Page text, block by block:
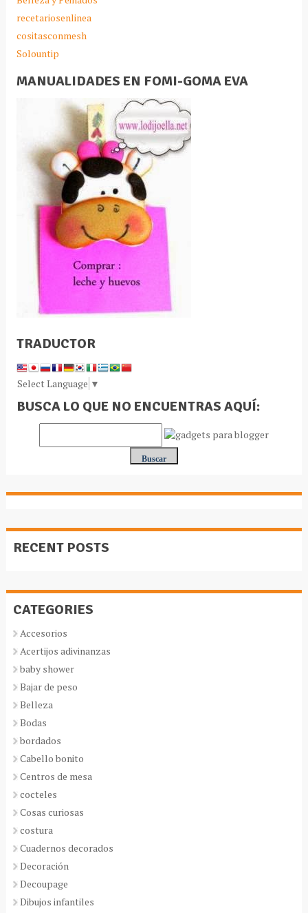
recetariosenlinea
cositasconmesh
Solountip
MANUALIDADES EN FOMI-GOMA EVA
TRADUCTOR
Select Language ▼
BUSCA LO QUE NO ENCUENTRAS AQUÍ:
RECENT POSTS
CATEGORIES
Accesorios
Acertijos adivinanzas
baby shower
Bajar de peso
Belleza
Bodas
bordados
Cabello bonito
Centros de mesa
cocteles
Cosas curiosas
costura
Cuadernos decorados
Decoración
Decoupage
Dibujos infantiles